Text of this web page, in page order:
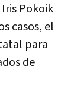
Pokoik
casos, el
para
de